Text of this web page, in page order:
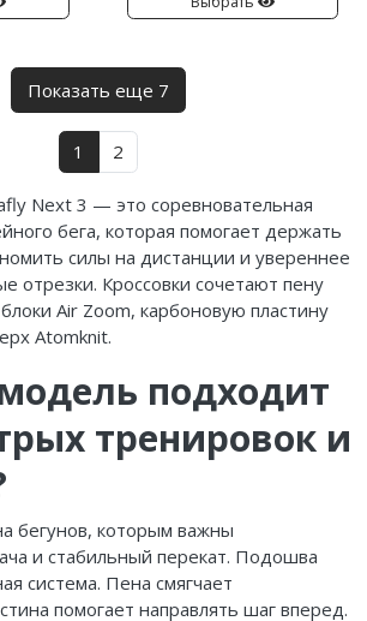
Показать еще 7
1 2
Next 3 — это соревновательная
бега, которая помогает держать
силы на дистанции и увереннее
отрезки. Кроссовки сочетают пену
Air Zoom, карбоновую пластину
Atomknit.
подходит
тренировок и
бегунов, которым важны
и стабильный перекат. Подошва
система. Пена смягчает
помогает направлять шаг вперед.